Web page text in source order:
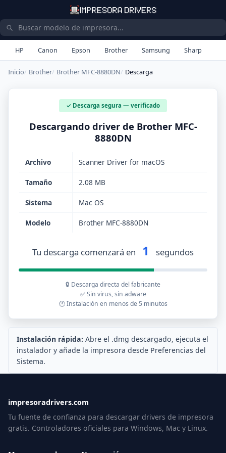
HP Canon Epson Brother Samsung Sharp
Inicio Brother Brother MFC-8880DN Descarga
✓ Descarga segura — verificado
Descargando driver de Brother MFC-
8880DN
Archivo Scanner Driver for macOS
Tamaño 2.08 MB
Sistema Mac OS
Modelo Brother MFC-8880DN
Tu descarga comenzará en 1 segundos
🔒 Descarga directa del fabricante
✅ Sin virus, sin adware
🕐 Instalación en menos de 5 minutos
Instalación rápida: Abre el .dmg descargado, ejecuta el
instalador y añade la impresora desde Preferencias del
Sistema.
impresoradrivers.com
Tu fuente de confianza para descargar drivers de impresora
gratis. Controladores oficiales para Windows, Mac y Linux.